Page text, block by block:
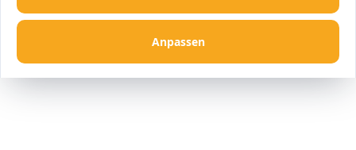
Anpassen